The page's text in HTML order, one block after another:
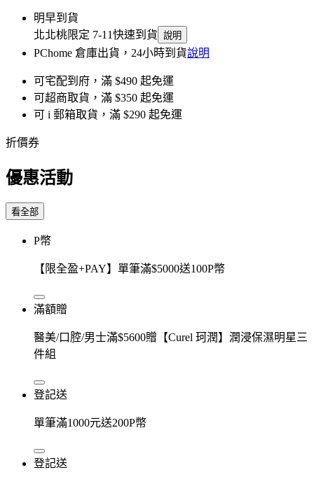
明早到貨
北北桃限定 7-11快速到貨 說明
PChome 倉庫出貨，24小時到貨說明
可宅配到府，滿 $490 起免運
可超商取貨，滿 $350 起免運
可 i 郵箱取貨，滿 $290 起免運
折價券
優惠活動
看全部
P幣
【限全盈+PAY】單筆滿$5000送100P幣
滿額贈
醫美/口腔/男士滿$5600贈【Curel 珂潤】潤浸保濕明星三
件組
登記送
單筆滿1000元送200P幣
登記送